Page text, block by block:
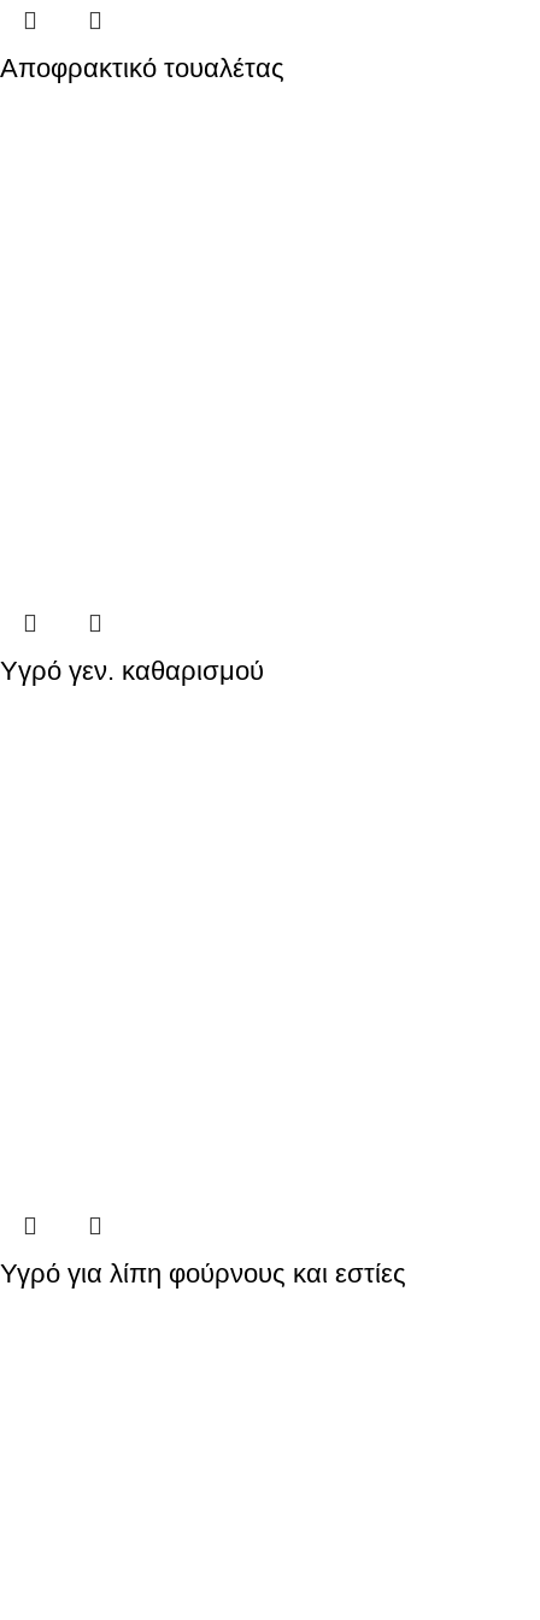
Aποφρακτικό τουαλέτας
Yγρό γεν. καθαρισμού
Υγρό για λίπη φούρνους και εστίες